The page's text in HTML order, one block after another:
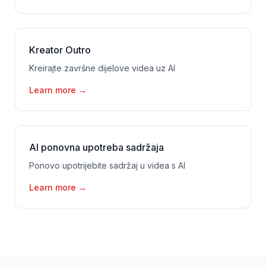
Kreator Outro
Kreirajte završne dijelove videa uz AI
Learn more →
AI ponovna upotreba sadržaja
Ponovo upotrijebite sadržaj u videa s AI
Learn more →